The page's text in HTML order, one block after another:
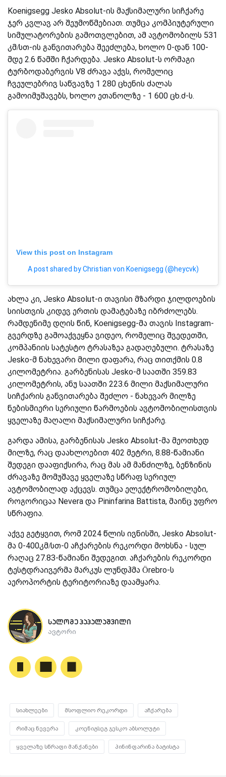
Koenigsegg Jesko Absolut-ის მაქსიმალური სიჩქარე
ჯერ კვლავ არ შეუმოწმებიათ. თუმცა კომპიუტერული
სიმულატორების გამოთვლებით, ამ ავტომობილს 531
კმ/სთ-ის განვითარება შეეძლება, ხოლო 0-დან 100-
მდე 2.6 წამში ჩქარდება. Jesko Absolut-ს ორმაგი
ტურბოდაბერვის V8 ძრავა აქვს, რომელიც
ჩვეულებრივ საწვავზე 1 280 ცხენის ძალას
გამოიმუშავებს, ხოლო ეთანოლზე - 1 600 ცხ.ძ-ს.
View this post on Instagram
A post shared by Christian von Koenigsegg (@heycvk)
ახლა კი, Jesko Absolut-ი თავისი მზარდი ჯილდოების
სიისთვის კიდევ ერთის დამატებაზე იბრძოლებს.
რამდენიმე დღის წინ, Koenigsegg-მა თავის Instagram-
გვერდზე გამოაქვეყნა ვიდეო, რომელიც შვედეთში,
კომპანიის სატესტო ტრასაზეა გადაღებული. ტრასაზე
Jesko-მ ნახევარი მილი დაფარა, რაც თითქმის 0.8
კილომეტრია. გარბენისას Jesko-მ საათში 359.83
კილომეტრის, ანუ საათში 223.6 მილი მაქსიმალური
სიჩქარის განვითარება შეძლო - ნახევარ მილზე
ნებისმიერი სერიული წარმოების ავტომობილისთვის
ყველაზე მაღალი მაქსიმალური სიჩქარე.
გარდა ამისა, გარბენისას Jesko Absolut-მა მეოთხედ
მილზე, რაც დაახლოებით 402 მეტრი, 8.88-წამიანი
შედეგი დააფიქსირა, რაც მას ამ მანძილზე, ბენზინის
ძრავაზე მომუშავე ყველაზე სწრაფ სერიულ
ავტომობილად აქცევს. თუმცა ელექტრომობილები,
როგორიცაა Nevera და Pininfarina Battista, მაინც უფრო
სწრაფია.
აქვე გეტყვით, რომ 2024 წლის ივნისში, Jesko Absolut-
მა 0-400კმ/სთ-0 აჩქარების რეკორდი მოხსნა - სულ
რაღაც 27.83-წამიანი შედეგით. აჩქარების რეკორდი
ტესტდრაივერმა მარკუს ლუნდჰმა Örebro-ს
აეროპორტის ტერიტორიაზე დაამყარა.
სალომე პაპალაშვილი
ავტორი
სიახლეები მსოფლიო რეკორდი აჩქარება
რიმაც ნევერა კოენიგსეგ ჯესკო აბსოლუტი
ყველაზე სწრაფი მანქანები პინინფარინა ბატისტა